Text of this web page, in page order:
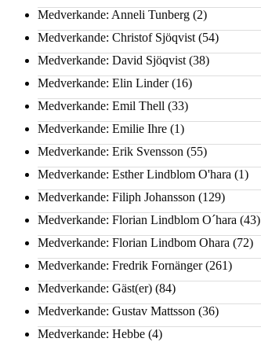
Medverkande: Anneli Tunberg (2)
Medverkande: Christof Sjöqvist (54)
Medverkande: David Sjöqvist (38)
Medverkande: Elin Linder(16)
Medverkande: Emil Thell (33)
Medverkande: Emilie Ihre (1)
Medverkande: Erik Svensson (55)
Medverkande: Esther Lindblom O'hara (1)
Medverkande: Filiph Johansson (129)
Medverkande: Florian Lindblom O´hara (43)
Medverkande: Florian Lindbom Ohara (72)
Medverkande: Fredrik Fornänger(261)
Medverkande: Gäst(er) (84)
Medverkande: Gustav Mattsson (36)
Medverkande: Hebbe (4)